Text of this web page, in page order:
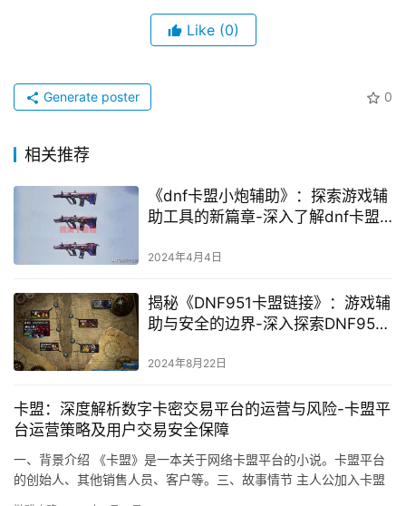
多渠道了解信息，避免被虚假信息蒙蔽双眼。
刺激战场》中的CDK，同时也能防范骗局和保护自身权益。
希望这些信息能帮助大家在游戏中畅快游戏，享受刺激战场
Like(0)
相关推荐
助工具的新篇章-深入了解dnf卡盟
小炮辅助：使用技巧与优势分析
2024年4月4日
揭秘《DNF951卡盟链接》：游戏辅